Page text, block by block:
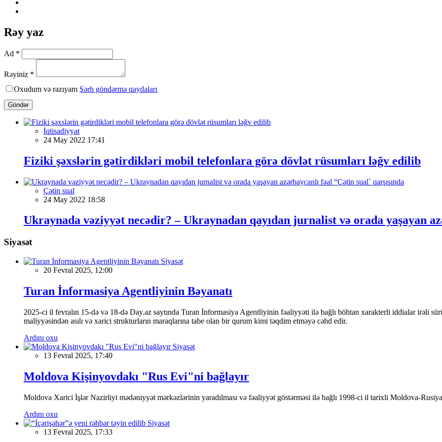
Rəy yaz
Ad *
Rəyiniz *
Oxudum və razıyam Şərh göndərmə qaydaları
Göndər
İqtisadiyyat
24 May 2022 17:41
Fiziki şəxslərin gətirdikləri mobil telefonlara görə dövlət rüsumları ləğv edilib
Çətin sual
24 May 2022 18:58
Ukraynada vəziyyət necədir? – Ukraynadan qayıdan jurnalist və orada yaşayan
Siyasət
Siyasət
20 Fevral 2025, 12:00
Turan İnformasiya Agentliyinin Bəyanatı
2025-ci il fevralın 15-də və 18-də Day.az saytında Turan İnformasiya Agentliyinin fəaliyyəti ilə bağlı böhtan xarakterli iddialar irəli
maliyyəsindən asılı və xarici strukturların maraqlarına tabe olan bir qurum kimi təqdim etməyə cəhd edir.
Ardını oxu
Siyasət
13 Fevral 2025, 17:40
Moldova Kişinyovdakı "Rus Evi"ni bağlayır
Moldova Xarici İşlər Nazirliyi mədəniyyət mərkəzlərinin yaradılması və fəaliyyət göstərməsi ilə bağlı 1998-ci il tarixli Moldova-
Ardını oxu
Siyasət
13 Fevral 2025, 17:33